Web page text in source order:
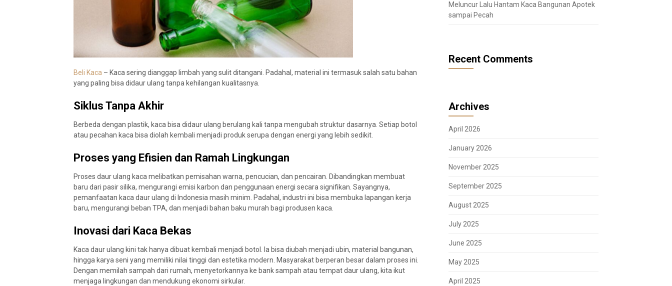
Beli Kaca – Kaca sering dianggap limbah yang sulit ditangani. Padahal, material ini termasuk salah satu bahan
yang paling bisa didaur ulang tanpa kehilangan kualitasnya.
Siklus Tanpa Akhir
Berbeda dengan plastik, kaca bisa didaur ulang berulang kali tanpa mengubah struktur dasarnya. Setiap botol
atau pecahan kaca bisa diolah kembali menjadi produk serupa dengan energi yang lebih sedikit.
Proses yang Efisien dan Ramah Lingkungan
Proses daur ulang kaca melibatkan pemisahan warna, pencucian, dan pencairan. Dibandingkan membuat
baru dari pasir silika, mengurangi emisi karbon dan penggunaan energi secara signifikan. Sayangnya,
pemanfaatan kaca daur ulang di Indonesia masih minim. Padahal, industri ini bisa membuka lapangan kerja
baru, mengurangi beban TPA, dan menjadi bahan baku murah bagi produsen kaca.
Inovasi dari Kaca Bekas
Kaca daur ulang kini tak hanya dibuat kembali menjadi botol. Ia bisa diubah menjadi ubin, material bangunan,
hingga karya seni yang memiliki nilai tinggi dan estetika modern. Masyarakat berperan besar dalam proses ini.
Dengan memilah sampah dari rumah, menyetorkannya ke bank sampah atau tempat daur ulang, kita ikut
menjaga lingkungan dan mendukung ekonomi sirkular.
Meluncur Lalu Hantam Kaca Bangunan Apotek
sampai Pecah
Recent Comments
Archives
April 2026
January 2026
November 2025
September 2025
August 2025
July 2025
June 2025
May 2025
April 2025